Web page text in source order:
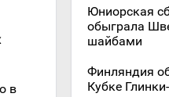
в
Юниорская
обыграла
шайбами
Финляндия
Кубке